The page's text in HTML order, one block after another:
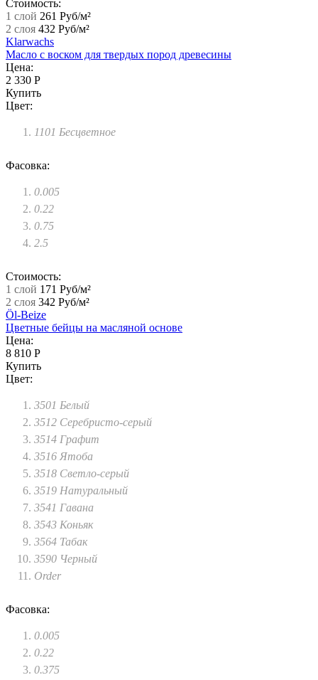
Стоимость:
1 слой 261 Руб/м²
2 слоя 432 Руб/м²
Klarwachs
Масло с воском для твердых пород древесины
Цена:
2 330 Р
Купить
Цвет:
1101 Бесцветное
Фасовка:
0.005
0.22
0.75
2.5
Стоимость:
1 слой 171 Руб/м²
2 слоя 342 Руб/м²
Öl‑Beize
Цветные бейцы на масляной основе
Цена:
8 810 Р
Купить
Цвет:
3501 Белый
3512 Серебристо-серый
3514 Графит
3516 Ятоба
3518 Светло-серый
3519 Натуральный
3541 Гавана
3543 Коньяк
3564 Табак
3590 Черный
Order
Фасовка:
0.005
0.22
0.375